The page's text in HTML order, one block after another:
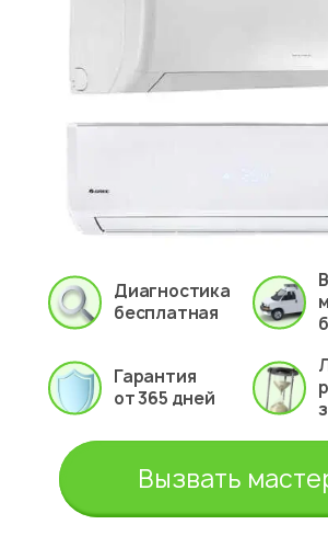
Диагностика
бесплатная
Гарантия
от 365 дней
Вызвать